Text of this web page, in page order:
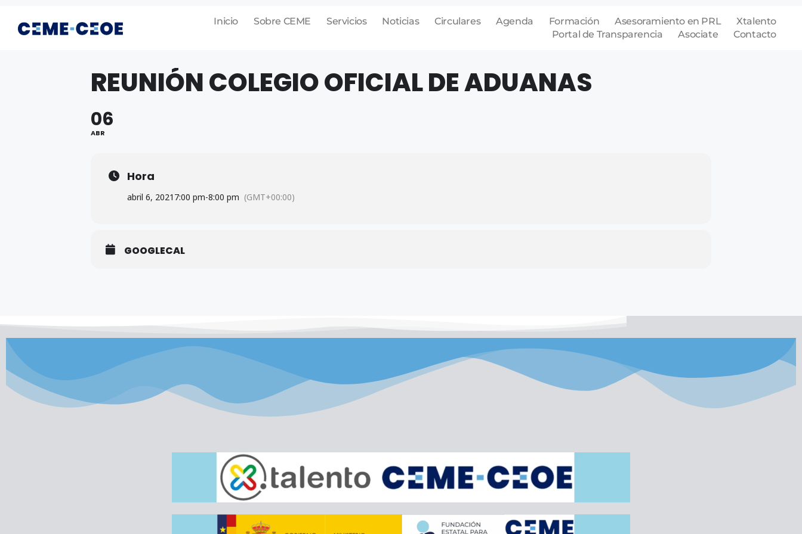
Inicio Sobre CEME Servicios Noticias Circulares Agenda Formación Asesoramiento en PRL
Xtalento
Portal de Transparencia
Asociate Contacto
REUNIÓN COLEGIO OFICIAL DE ADUANAS
06
ABR
Hora
abril 6, 2021 7:00 pm-8:00 pm (GMT+00:00)
GOOGLECAL